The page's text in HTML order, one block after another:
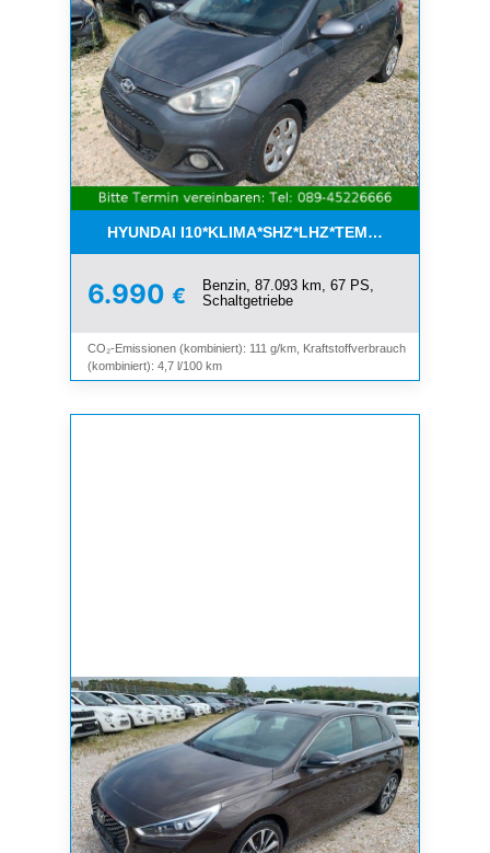
HYUNDAI
6.990 €
Benzin, 87.093 km, 67 PS,
Schaltgetriebe
CO₂-Emissionen (kombiniert): 111 g/km, Kraftstoffverbrauch
(kombiniert): 4,7 l/100 km